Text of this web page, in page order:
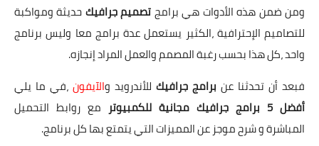
ومن ضمن هذه الأدوات هي برامجتصميم جرافيكحديثة ومواكبة
للتصاميم الإحترافية ،الكثير يستعمل عدة برامج معا وليس برنامج
واحد ،كل هذا بحسب رغبة المصمم والعمل المراد إنجازه.
فبعد أن تحدثنا عن برامج جرافيك للأندرويد والآيفون ،في ما يلي
أفضل 5 برامج جرافيك مجانية للكمبيوتر
مع روابط التحميل
المباشرة و شرح موجز عن المميزات التي يتمتع بها كل برنامج.